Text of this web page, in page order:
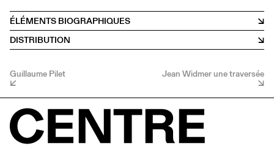
ÉLÉMENTS BIOGRAPHIQUES
DISTRIBUTION
Guillaume Pilet Jean Widmer une traversée